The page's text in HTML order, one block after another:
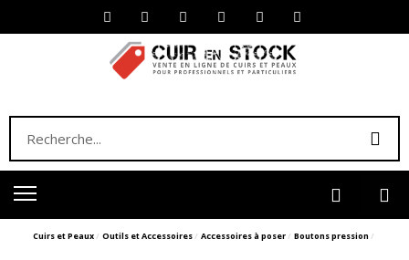
Cuirs et Peaux Outils et Accessoires Accessoires à poser Boutons pression